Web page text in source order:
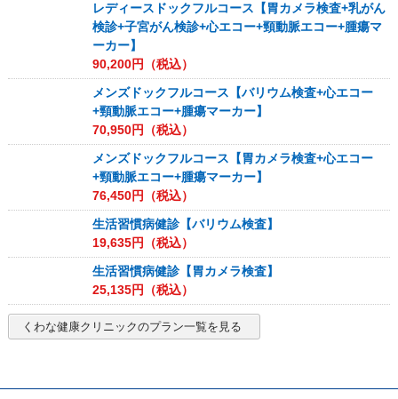
レディースドックフルコース【胃カメラ検査+乳がん
検診+子宮がん検診+心エコー+頸動脈エコー+腫瘍マ
ーカー】
90,200円（税込）
メンズドックフルコース【バリウム検査+心エコー
+頸動脈エコー+腫瘍マーカー】
70,950円（税込）
メンズドックフルコース【胃カメラ検査+心エコー
+頸動脈エコー+腫瘍マーカー】
76,450円（税込）
生活習慣病健診【バリウム検査】
19,635円（税込）
生活習慣病健診【胃カメラ検査】
25,135円（税込）
くわな健康クリニックのプラン一覧を見る